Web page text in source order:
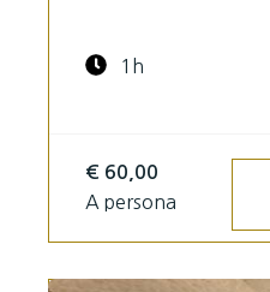
1h
€ 60,00
A persona